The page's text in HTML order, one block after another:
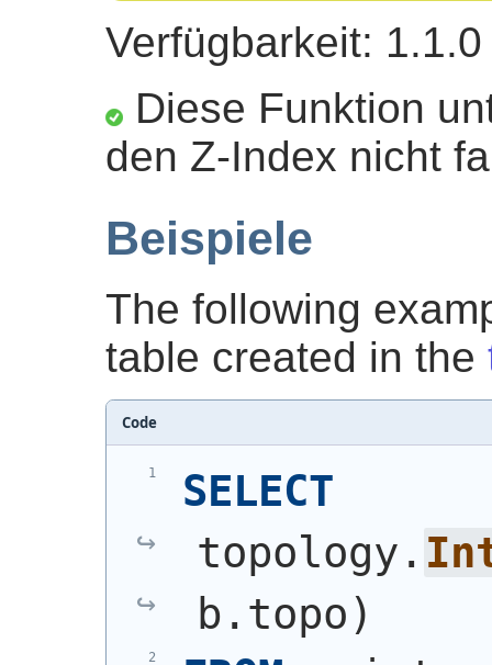
Verfügbarkeit: 1.1.0
Diese Funktion
den Z-Index nicht
Beispiele
The following
table created in the
Code
SELECT
topology.
b.topo)